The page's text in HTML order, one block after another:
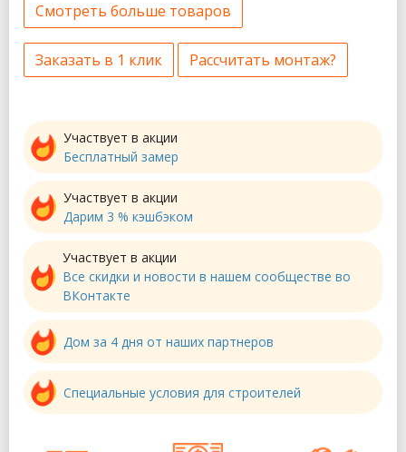
Смотреть больше товаров
Заказать в 1 клик Рассчитать монтаж?
Участвует в акции
Бесплатный замер
Участвует в акции
Дарим 3 % кэшбэком
Участвует в акции
Все скидки и новости в нашем сообществе во
ВКонтакте
Дом за 4 дня от наших партнеров
Специальные условия для строителей